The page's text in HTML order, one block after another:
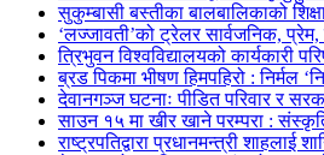
सुकुम्बासी बस्तीका बालबालिकाको
‘लज्जावती’को ट्रेलर सार्वजनिक,
त्रिभुवन विश्वविद्यालयको कार्यकारी
ब्रड पिकमा भीषण हिमपहिरो : निर्मल
देवानगञ्ज घटनाः पीडित परिवार र
साउन १५ मा खीर खाने परम्परा :
राष्ट्रपतिद्वारा प्रधानमन्त्री शाहलाई